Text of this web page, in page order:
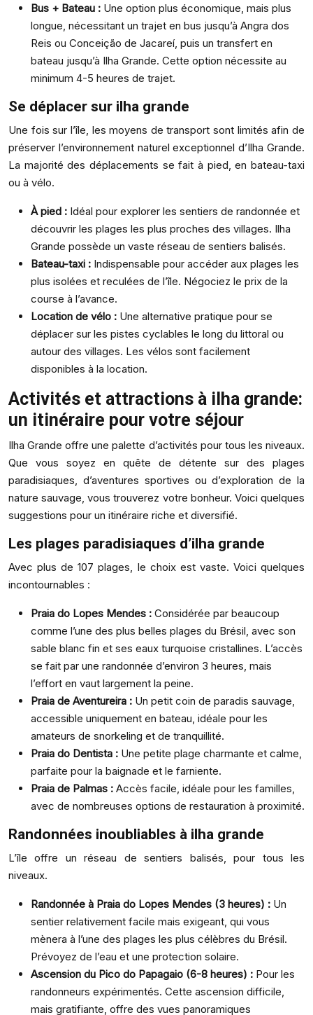
Bus + Bateau : Une option plus économique, mais plus
longue, nécessitant un trajet en bus jusqu’à Angra dos
Reis ou Conceição de Jacareí, puis un transfert en
bateau jusqu’à Ilha Grande. Cette option nécessite au
minimum 4-5 heures de trajet.
Se déplacer sur ilha grande
Une fois sur l’île, les moyens de transport sont limités afin de
préserver l’environnement naturel exceptionnel d’Ilha Grande.
La majorité des déplacements se fait à pied, en bateau-taxi
ou à vélo.
À pied : Idéal pour explorer les sentiers de randonnée et
découvrir les plages les plus proches des villages. Ilha
Grande possède un vaste réseau de sentiers balisés.
Bateau-taxi : Indispensable pour accéder aux plages les
plus isolées et reculées de l’île. Négociez le prix de la
course à l’avance.
Location de vélo : Une alternative pratique pour se
déplacer sur les pistes cyclables le long du littoral ou
autour des villages. Les vélos sont facilement
disponibles à la location.
Activités et attractions à ilha grande:
un itinéraire pour votre séjour
Ilha Grande offre une palette d’activités pour tous les niveaux.
Que vous soyez en quête de détente sur des plages
paradisiaques, d’aventures sportives ou d’exploration de la
nature sauvage, vous trouverez votre bonheur. Voici quelques
suggestions pour un itinéraire riche et diversifié.
Les plages paradisiaques d’ilha grande
Avec plus de 107 plages, le choix est vaste. Voici quelques
incontournables :
Praia do Lopes Mendes : Considérée par beaucoup
comme l’une des plus belles plages du Brésil, avec son
sable blanc fin et ses eaux turquoise cristallines. L’accès
se fait par une randonnée d’environ 3 heures, mais
l’effort en vaut largement la peine.
Praia de Aventureira : Un petit coin de paradis sauvage,
accessible uniquement en bateau, idéale pour les
amateurs de snorkeling et de tranquillité.
Praia do Dentista : Une petite plage charmante et calme,
parfaite pour la baignade et le farniente.
Praia de Palmas : Accès facile, idéale pour les familles,
avec de nombreuses options de restauration à proximité.
Randonnées inoubliables à ilha grande
L’île offre un réseau de sentiers balisés, pour tous les
niveaux.
Randonnée à Praia do Lopes Mendes (3 heures) : Un
sentier relativement facile mais exigeant, qui vous
mènera à l’une des plages les plus célèbres du Brésil.
Prévoyez de l’eau et une protection solaire.
Ascension du Pico do Papagaio (6-8 heures) : Pour les
randonneurs expérimentés. Cette ascension difficile,
mais gratifiante, offre des vues panoramiques